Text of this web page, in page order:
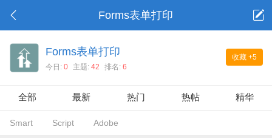
Forms表单打印
收藏 +5
Forms表单打印
今日: 0 主题: 42 排名: 6
全部 最新 热门 热帖 精华
Smart Script Adobe